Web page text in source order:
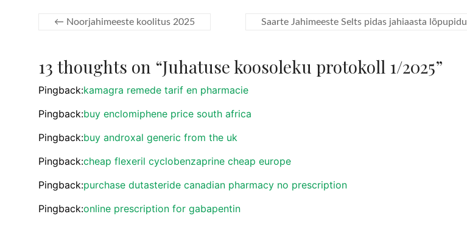
← Noorjahimeeste koolitus 2025 Saarte Jahimeeste Selts pidas jahiaasta lõpupidu
13 thoughts on “Juhatuse koosoleku protokoll 1/2025”
Pingback:kamagra remede tarif en pharmacie
Pingback:buy enclomiphene price south africa
Pingback:buy androxal generic from the uk
Pingback:cheap flexeril cyclobenzaprine cheap europe
Pingback:purchase dutasteride canadian pharmacy no prescription
Pingback:online prescription for gabapentin